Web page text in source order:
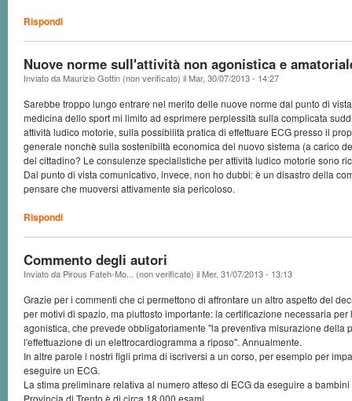
Rispondi
Nuove norme sull'attività non agonistica e
Inviato daMaurizio Gottin (non verificato) ilMar, 30/07/2013 - 14:27
Sarebbe troppo lungo entrare nel merito delle nuove norme dal punto di
medicina dello sport mi limito ad esprimere perplessità sulla complicata
attività ludico motorie, sulla possibilità pratica di effettuare ECG presso il
generale nonchè sulla sostenibiltà economica del nuovo sistema (a carico
del cittadino? Le consulenze specialistiche per attività ludico motorie sono
Dal punto di vista comunicativo, invece, non ho dubbi: è un disastro della
pensare che muoversi attivamente sia pericoloso.
Rispondi
Commento degli autori
Inviato da Pirous Fateh-Mo... (non verificato) ilMer, 31/07/2013 - 13:13
Grazie per i commenti che ci permettono di affrontare un altro aspetto del
per motivi di spazio, ma piuttosto importante: la certificazione necessaria
agonistica, che prevede obbligatoriamente "la preventiva misurazione della
l'effettuazione di un elettrocardiogramma a riposo". Annualmente.
In altre parole i nostri figli prima di iscriversi a un corso, per esempio per
eseguire un ECG.
La stima preliminare relativa al numero atteso di ECG da eseguire a
Provincia di Trento è di circa 18.000 esami...